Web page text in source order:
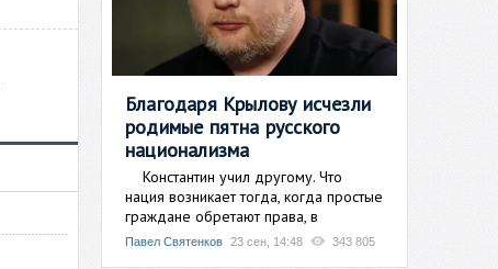
Благодаря Крылову исчезли
родимые пятна русского
национализма
Константин учил другому. Что
нация возникает тогда, когда простые
граждане обретают права, в
Павел Святенков 23 сен, 14:48 343 805